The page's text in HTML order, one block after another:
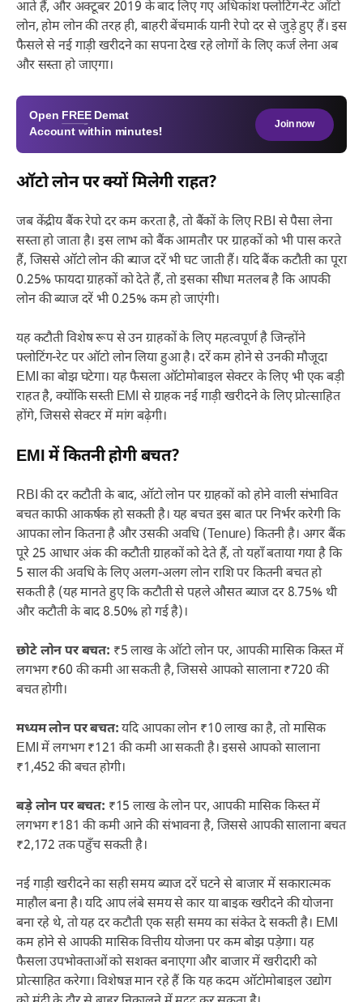
आते हैं, और अक्टूबर 2019 के बाद लिए गए अधिकांश फ्लोटिंग-रेट ऑटो
लोन, होम लोन की तरह ही, बाहरी बेंचमार्क यानी रेपो दर से जुड़े हुए हैं। इस
फैसले से नई गाड़ी खरीदने का सपना देख रहे लोगों के लिए कर्ज लेना अब
और सस्ता हो जाएगा।
Open FREE Demat
Account within minutes!
Join now
ऑटो लोन पर क्यों मिलेगी राहत?
जब केंद्रीय बैंक रेपो दर कम करता है, तो बैंकों के लिए RBI से पैसा लेना
सस्ता हो जाता है। इस लाभ को बैंक आमतौर पर ग्राहकों को भी पास करते
हैं, जिससे ऑटो लोन की ब्याज दरें भी घट जाती हैं। यदि बैंक कटौती का पूरा
0.25% फायदा ग्राहकों को देते हैं, तो इसका सीधा मतलब है कि आपकी
लोन की ब्याज दरें भी 0.25% कम हो जाएंगी।
यह कटौती विशेष रूप से उन ग्राहकों के लिए महत्वपूर्ण है जिन्होंने
फ्लोटिंग-रेट पर ऑटो लोन लिया हुआ है। दरें कम होने से उनकी मौजूदा
EMI का बोझ घटेगा। यह फैसला ऑटोमोबाइल सेक्टर के लिए भी एक बड़ी
राहत है, क्योंकि सस्ती EMI से ग्राहक नई गाड़ी खरीदने के लिए प्रोत्साहित
होंगे, जिससे सेक्टर में मांग बढ़ेगी।
EMI में कितनी होगी बचत?
RBI की दर कटौती के बाद, ऑटो लोन पर ग्राहकों को होने वाली संभावित
बचत काफी आकर्षक हो सकती है। यह बचत इस बात पर निर्भर करेगी कि
आपका लोन कितना है और उसकी अवधि (Tenure) कितनी है। अगर बैंक
पूरे 25 आधार अंक की कटौती ग्राहकों को देते हैं, तो यहाँ बताया गया है कि
5 साल की अवधि के लिए अलग-अलग लोन राशि पर कितनी बचत हो
सकती है (यह मानते हुए कि कटौती से पहले औसत ब्याज दर 8.75% थी
और कटौती के बाद 8.50% हो गई है)।
छोटे लोन पर बचत: ₹5 लाख के ऑटो लोन पर, आपकी मासिक किस्त में
लगभग ₹60 की कमी आ सकती है, जिससे आपको सालाना ₹720 की
बचत होगी।
मध्यम लोन पर बचत:यदि आपका लोन ₹10 लाख का है, तो मासिक
EMI में लगभग ₹121 की कमी आ सकती है। इससे आपको सालाना
₹1,452 की बचत होगी।
बड़े लोन पर बचत: ₹15 लाख के लोन पर, आपकी मासिक किस्त में
लगभग ₹181 की कमी आने की संभावना है, जिससे आपकी सालाना बचत
₹2,172 तक पहुँच सकती है।
नई गाड़ी खरीदने का सही समय ब्याज दरें घटने से बाजार में सकारात्मक
माहौल बना है। यदि आप लंबे समय से कार या बाइक खरीदने की योजना
बना रहे थे, तो यह दर कटौती एक सही समय का संकेत दे सकती है। EMI
कम होने से आपकी मासिक वित्तीय योजना पर कम बोझ पड़ेगा। यह
फैसला उपभोक्ताओं को सशक्त बनाएगा और बाजार में खरीदारी को
प्रोत्साहित करेगा। विशेषज्ञ मान रहे हैं कि यह कदम ऑटोमोबाइल उद्योग